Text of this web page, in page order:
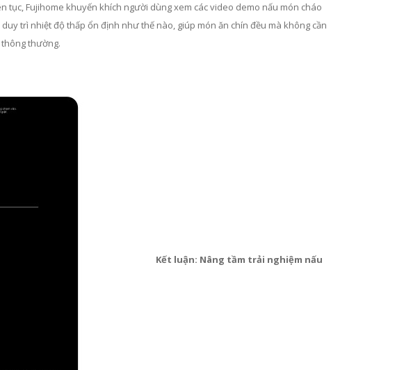
tục, Fujihome khuyến khích người dùng xem các video demo nấu món cháo
trì nhiệt độ thấp ổn định như thế nào, giúp món ăn chín đều mà không cần
thường.
Kết luận: Nâng tầm trải nghiệm nấu